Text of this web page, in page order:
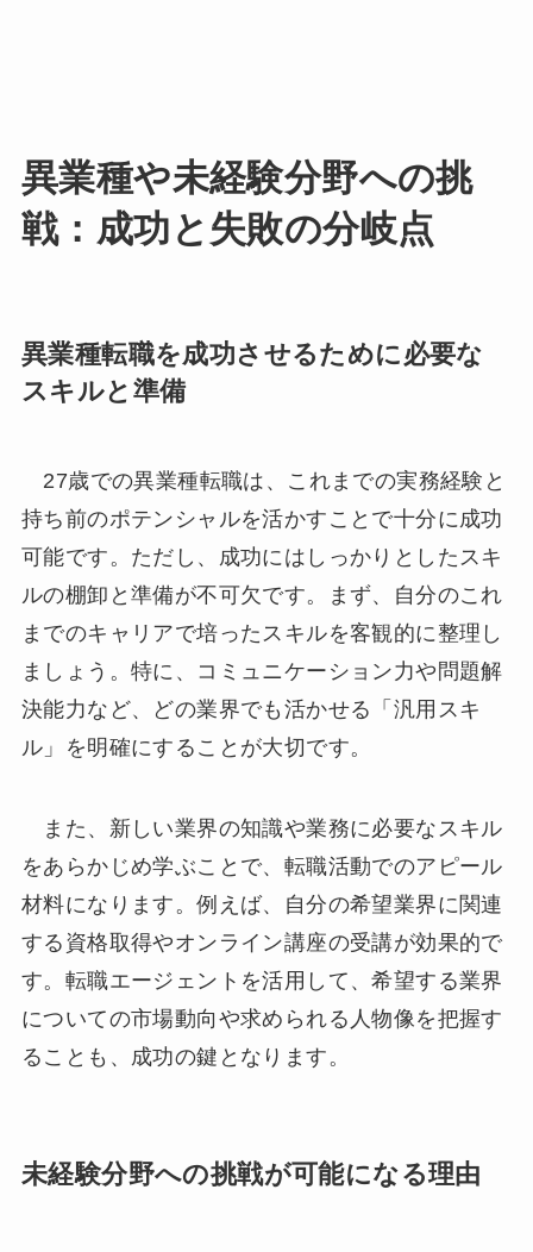
異業種や未経験分野への挑
戦：成功と失敗の分岐点
異業種転職を成功させるために必要な
スキルと準備
27歳での異業種転職は、これまでの実務経験と
持ち前のポテンシャルを活かすことで十分に成功
可能です。ただし、成功にはしっかりとしたスキ
ルの棚卸と準備が不可欠です。まず、自分のこれ
までのキャリアで培ったスキルを客観的に整理し
ましょう。特に、コミュニケーション力や問題解
決能力など、どの業界でも活かせる「汎用スキ
ル」を明確にすることが大切です。
また、新しい業界の知識や業務に必要なスキル
をあらかじめ学ぶことで、転職活動でのアピール
材料になります。例えば、自分の希望業界に関連
する資格取得やオンライン講座の受講が効果的で
す。転職エージェントを活用して、希望する業界
についての市場動向や求められる人物像を把握す
ることも、成功の鍵となります。
未経験分野への挑戦が可能になる理由